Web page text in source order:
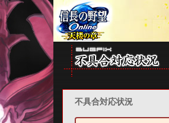
不具合対応状況